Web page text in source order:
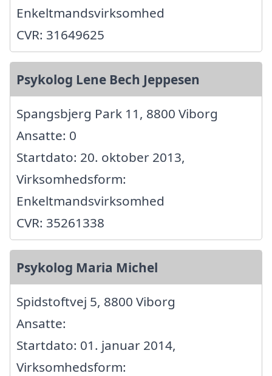
Enkeltmandsvirksomhed
CVR: 31649625
Psykolog Lene Bech Jeppesen
Spangsbjerg Park 11, 8800 Viborg
Ansatte: 0
Startdato: 20. oktober 2013,
Virksomhedsform:
Enkeltmandsvirksomhed
CVR: 35261338
Psykolog Maria Michel
Spidstoftvej 5, 8800 Viborg
Ansatte:
Startdato: 01. januar 2014,
Virksomhedsform: